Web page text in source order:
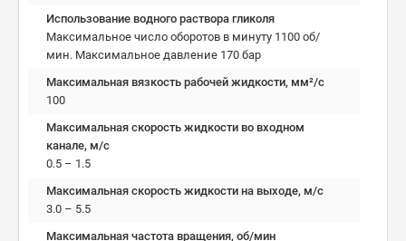
Использование водного раствора гликоля
Максимальное число оборотов в минуту 1100 об/
мин. Максимальное давление 170 бар
Максимальная вязкость рабочей жидкости, мм²/c
100
Максимальная скорость жидкости во входном
канале, м/с
0.5 – 1.5
Максимальная скорость жидкости на выходе, м/с
3.0 – 5.5
Максимальная частота вращения, об/мин